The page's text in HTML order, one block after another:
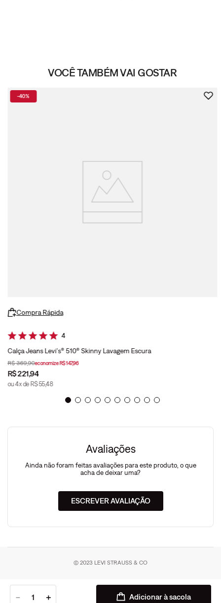
＋
－ Adicionar à sacola
VOCÊ TAMBÉM VAI GOSTAR
-40%
Compra Rápida
4
Calça Jeans Levi's® 510® Skinny Lavagem Escura
R$ 369,90economizeR$147,96
R$221,94
ou4x de R$ 55,48
Avaliações
Ainda não foram feitas avaliações para este produto, o que
acha de deixar uma?
ESCREVER AVALIAÇÃO
© 2023 LEVI STRAUSS & CO